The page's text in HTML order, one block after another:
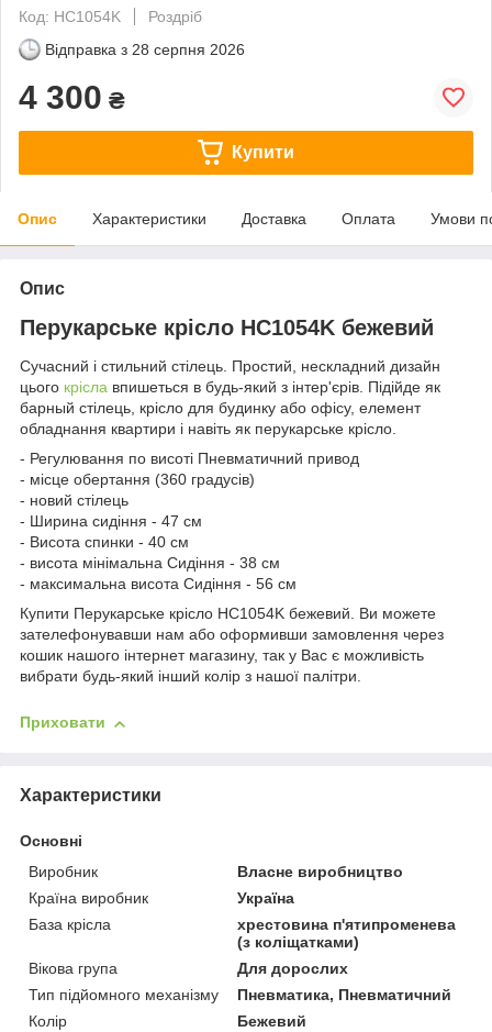
Код: HC1054K
Роздріб
Відправка з 28 серпня 2026
4 300 ₴
Купити
Опис Характеристики Доставка Оплата Умови
Опис
Перукарське крісло HC1054K бежевий
Сучасний і стильний стілець. Простий, нескладний дизайн
цього крісла впишеться в будь-який з інтер'єрів. Підійде як
барный стілець, крісло для будинку або офісу, елемент
обладнання квартири і навіть як перукарське крісло.
- Регулювання по висоті Пневматичний привод
- місце обертання (360 градусів)
- новий стілець
- Ширина сидіння - 47 см
- Висота спинки - 40 см
- висота мінімальна Сидіння - 38 см
- максимальна висота Сидіння - 56 см
Купити Перукарське крісло HC1054K бежевий. Ви можете
зателефонувавши нам або оформивши замовлення через
кошик нашого інтернет магазину, так у Вас є можливість
вибрати будь-який інший колір з нашої палітри.
Приховати
Характеристики
Основні
Виробник
Власне виробництво
Країна виробник
Україна
База крісла
хрестовина п'ятипроменева
(з коліщатками)
Вікова група
Для дорослих
Тип підйомного механізму
Пневматика, Пневматичний
Колір
Бежевий